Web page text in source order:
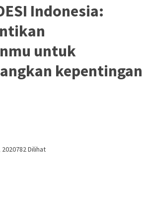
Indonesia:
untuk
kepentingan
2020782 Dilihat